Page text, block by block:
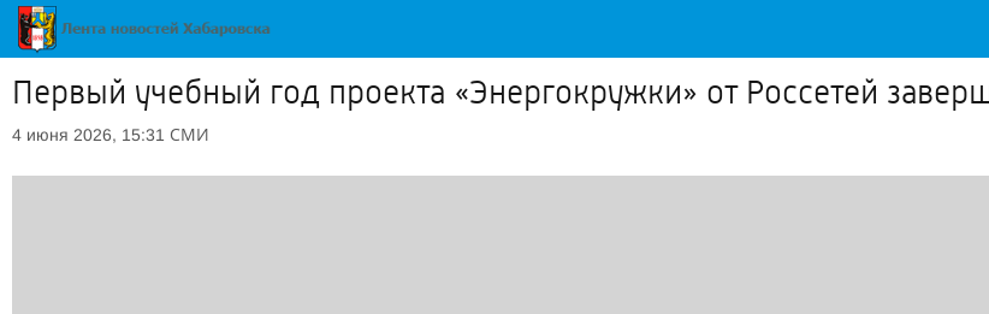
Первый учебный год проекта «Энергокружки» от Россетей
4 июня 2026, 15:31 СМИ